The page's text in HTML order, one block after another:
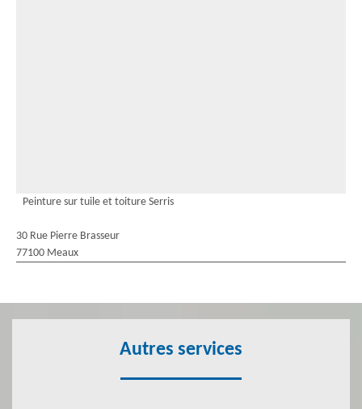
Peinture sur tuile et toiture Serris
30 Rue Pierre Brasseur
77100 Meaux
Autres services